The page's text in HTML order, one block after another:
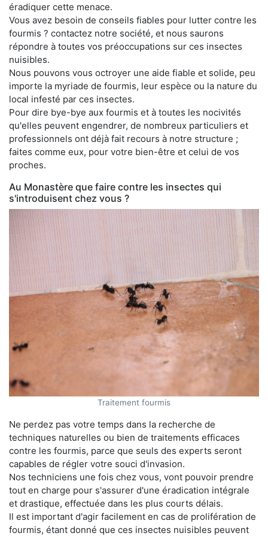
éradiquer cette menace.
Vous avez besoin de conseils fiables pour lutter contre les
fourmis ? contactez notre société, et nous saurons
répondre à toutes vos préoccupations sur ces insectes
nuisibles.
Nous pouvons vous octroyer une aide fiable et solide, peu
importe la myriade de fourmis, leur espèce ou la nature du
local infesté par ces insectes.
Pour dire bye-bye aux fourmis et à toutes les nocivités
qu'elles peuvent engendrer, de nombreux particuliers et
professionnels ont déjà fait recours à notre structure ;
faites comme eux, pour votre bien-être et celui de vos
proches.
Au Monastère que faire contre les insectes qui
s'introduisent chez vous ?
Traitement fourmis
Ne perdez pas votre temps dans la recherche de
techniques naturelles ou bien de traitements efficaces
contre les fourmis, parce que seuls des experts seront
capables de régler votre souci d'invasion.
Nos techniciens une fois chez vous, vont pouvoir prendre
tout en charge pour s'assurer d'une éradication intégrale
et drastique, effectuée dans les plus courts délais.
Il est important d'agir facilement en cas de prolifération de
fourmis, étant donné que ces insectes nuisibles peuvent